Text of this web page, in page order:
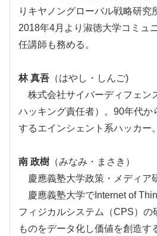
りキヤノングローバル戦略研究
2018年4月より淑徳大学コミュ
任講師も務める。
林 真吾 （はやし・しんご)
株式会社サイバーディフェン
ハッキング責任者）。90年代か
するエインシェント系ハッカー。
南 政樹 （みなみ・まさき）
慶應義塾大学政策・メディア
慶應義塾大学でInternet of
フィジカルシステム（CPS）の
ものをデータ化し価値を創造す